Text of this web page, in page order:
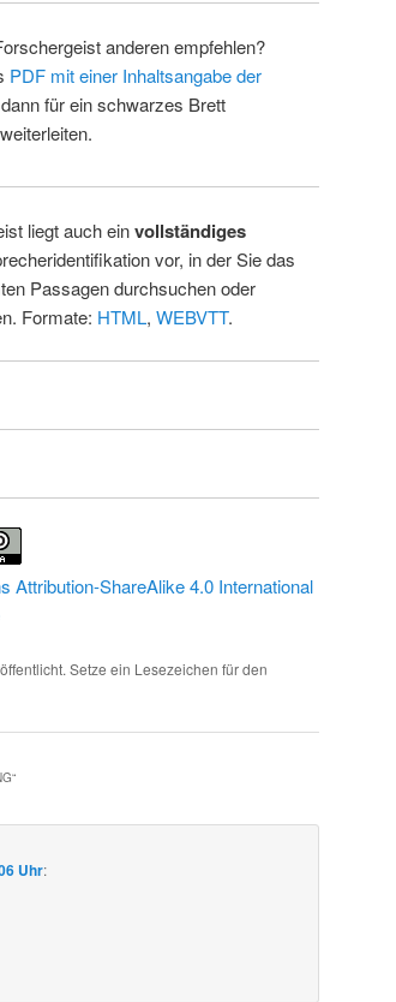
anderen empfehlen?
PDF mit einer Inhaltsangabe der
für ein schwarzes Brett
liegt auch einvollständiges
vor, in der Sie das
Passagen durchsuchen oder
Formate: HTML, WEBVTT.
Attribution-ShareAlike 4.0 International
Setze ein Lesezeichen für den
“
Uhr: